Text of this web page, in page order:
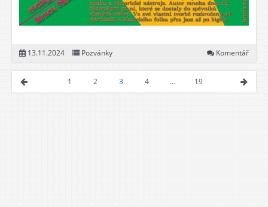
13.11.2024 Pozvánky Komentář
1 2 3 4 … 19